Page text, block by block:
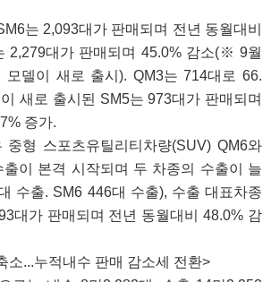
는 2,093대가 판매되며 전년 동월대비
2,279대가 판매되며 45.0% 감소(※ 9월
모델이 새로 출시). QM3는 714대로 66.
새로 출시된 SM5는 973대가 판매되며
증가.
형 스포츠유틸리티차량(SUV) QM6와
이 본격 시작되며 두 차종의 수출이 늘
수출. SM6 446대 수출), 수출 대표차종
대가 판매되며 전년 동월대비 48.0% 감
소...누적내수 판매 감소세 전환>